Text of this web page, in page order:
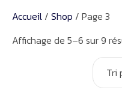
Accueil / Shop / Page 3
Affichage de 5–6 sur 9